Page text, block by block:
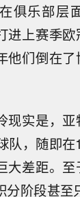
俱乐部层
进上赛季
他们倒在
现实是，
队，随即
大差距。
分阶段甚至